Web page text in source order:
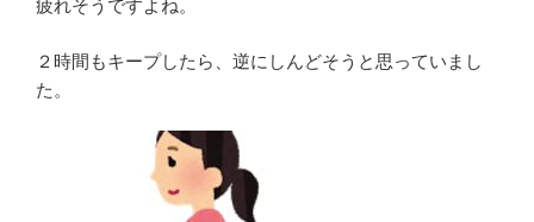
疲れそうですよね。
２時間もキープしたら、逆にしんどそうと思っていまし
た。